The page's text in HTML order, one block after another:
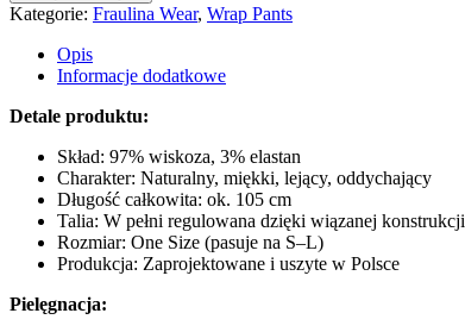
Wiązane
Wrap
Pants
Black
Wiskoza
Kategorie: Fraulina Wear, Wrap Pants
Opis
Informacje dodatkowe
Detale produktu:
Skład: 97% wiskoza, 3% elastan
Charakter: Naturalny, miękki, lejący, oddychający
Długość całkowita: ok. 105 cm
Talia: W pełni regulowana dzięki wiązanej konstrukcji
Rozmiar: One Size (pasuje na S–L)
Produkcja: Zaprojektowane i uszyte w Polsce
Pielęgnacja: